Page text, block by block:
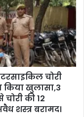
चोरी
किया खुलासा,3
की 12
शस्त्र बरामद।